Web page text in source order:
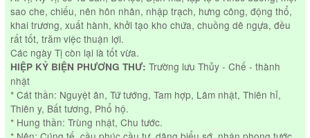
sao che, chiếu, nên hôn nhân, nhập trạch, hưng công, động thổ,
khai trương, xuất hành, khởi tạo kho chứa, chuồng dê ngựa, đều
rất tốt, trăm việc thuận lợi.
Các ngày Tị còn lại là tốt vừa.
HIỆP KỶ BIỆN PHƯƠNG THƯ: Trường lưu Thủy - Chế - thành
nhật
* Cát thần: Nguyệt ân, Tứ tướng, Tam hợp, Lâm nhật, Thiên hỉ,
Thiên y, Bất tương, Phổ hộ.
* Hung thần: Trùng nhật, Chu tước.